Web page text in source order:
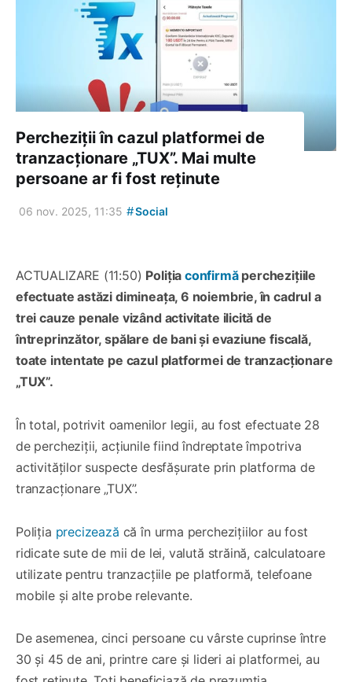
Percheziții în cazul platformei de
tranzacționare „TUX”. Mai multe
persoane ar fi fost reținute
06 nov. 2025, 11:35 #Social
ACTUALIZARE (11:50) Poliția confirmăperchezițiile
efectuate astăzi dimineața, 6 noiembrie, în cadrul a
trei cauze penale vizând activitate ilicită de
întreprinzător, spălare de bani și evaziune fiscală,
toate intentate pe cazul platformei de tranzacționare
„TUX”.
În total, potrivit oamenilor legii, au fost efectuate 28
de percheziții, acțiunile fiind îndreptate împotriva
activităților suspecte desfășurate prin platforma de
tranzacționare „TUX”.
Poliția precizează că în urma perchezițiilor au fost
ridicate sute de mii de lei, valută străină, calculatoare
utilizate pentru tranzacțiile pe platformă, telefoane
mobile și alte probe relevante.
De asemenea, cinci persoane cu vârste cuprinse între
30 și 45 de ani, printre care și lideri ai platformei, au